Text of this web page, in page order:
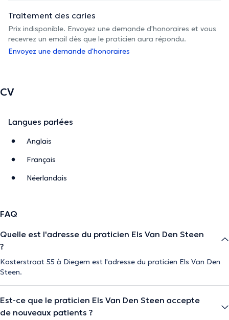
Traitement des caries
Prix indisponible. Envoyez une demande d'honoraires et vous
recevrez un email dès que le praticien aura répondu.
Envoyez une demande d'honoraires
CV
Langues parlées
Anglais
Français
Néerlandais
FAQ
Quelle est l'adresse du praticien Els Van Den Steen
?
Kosterstraat 55 à Diegem est l'adresse du praticien Els Van Den
Steen.
Est-ce que le praticien Els Van Den Steen accepte
de nouveaux patients ?